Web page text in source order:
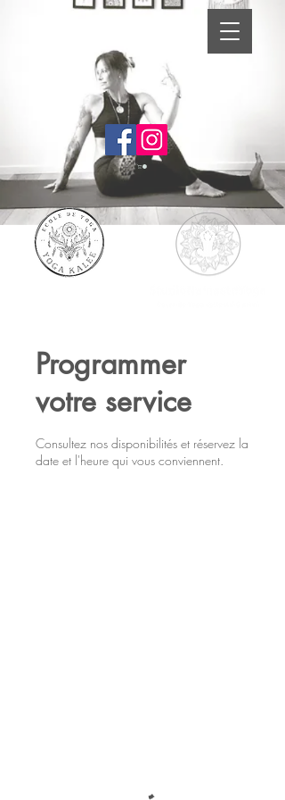
Programmer
votre service
Consultez nos disponibilités et réservez la
date et l'heure qui vous conviennent.